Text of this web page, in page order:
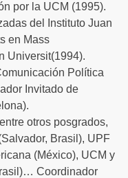
por la UCM (1995).
del Instituto Juan
en Mass
Universit(1994).
Política
Invitado de
otros posgrados,
Brasil), UPF
(México), UCM y
Coordinador